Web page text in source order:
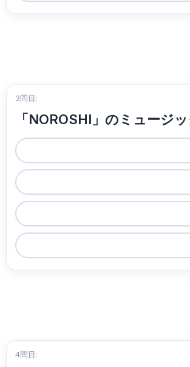
3問目:
「NOROSHI」のミュージ
4問目: